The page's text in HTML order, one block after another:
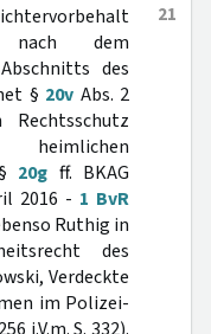
21
nach dem
des
§ 20v Abs. 2
20g ff. BKAG
2016 - 1 BvR
Ruthig in
des
Verdeckte
im Polizei-